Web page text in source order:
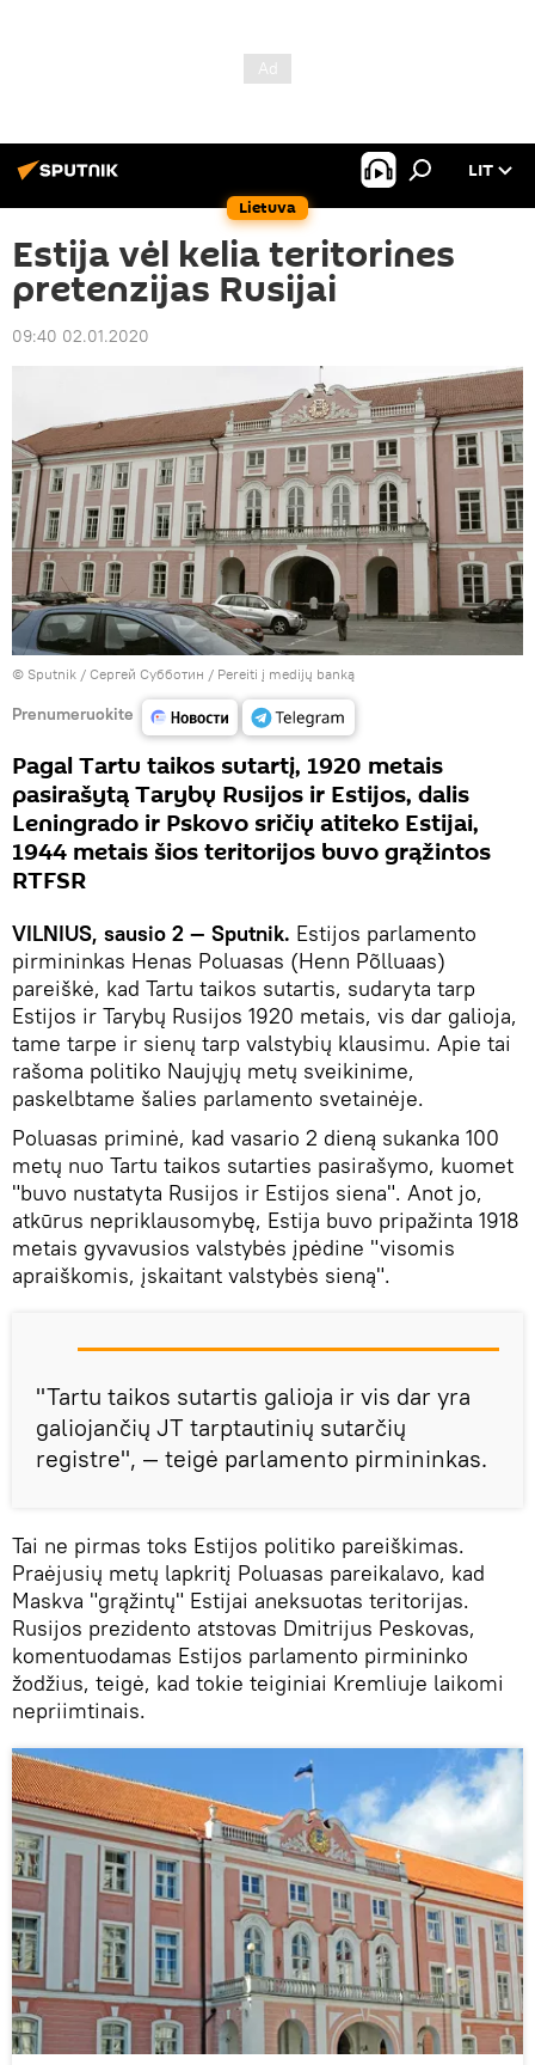
Lietuva
LIT
Estija vėl kelia teritorines
pretenzijas Rusijai
09:40 02.01.2020
© Sputnik / Сергей Субботин / Pereiti į medijų banką
Prenumeruokite
Pagal Tartu taikos sutartį, 1920 metais
pasirašytą Tarybų Rusijos ir Estijos, dalis
Leningrado ir Pskovo sričių atiteko Estijai,
1944 metais šios teritorijos buvo grąžintos
RTFSR
VILNIUS, sausio 2 — Sputnik. Estijos parlamento
pirmininkas Henas Poluasas (Henn Põlluaas)
pareiškė, kad Tartu taikos sutartis, sudaryta tarp
Estijos ir Tarybų Rusijos 1920 metais, vis dar galioja,
tame tarpe ir sienų tarp valstybių klausimu. Apie tai
rašoma politiko Naujųjų metų sveikinime,
paskelbtame šalies parlamento svetainėje.
Poluasas priminė, kad vasario 2 dieną sukanka 100
metų nuo Tartu taikos sutarties pasirašymo, kuomet
"buvo nustatyta Rusijos ir Estijos siena". Anot jo,
atkūrus nepriklausomybę, Estija buvo pripažinta 1918
metais gyvavusios valstybės įpėdine "visomis
apraiškomis, įskaitant valstybės sieną".
"Tartu taikos sutartis galioja ir vis dar yra
galiojančių JT tarptautinių sutarčių
registre", — teigė parlamento pirmininkas.
Tai ne pirmas toks Estijos politiko pareiškimas.
Praėjusių metų lapkritį Poluasas pareikalavo, kad
Maskva "grąžintų" Estijai aneksuotas teritorijas.
Rusijos prezidento atstovas Dmitrijus Peskovas,
komentuodamas Estijos parlamento pirmininko
žodžius, teigė, kad tokie teiginiai Kremliuje laikomi
nepriimtinais.